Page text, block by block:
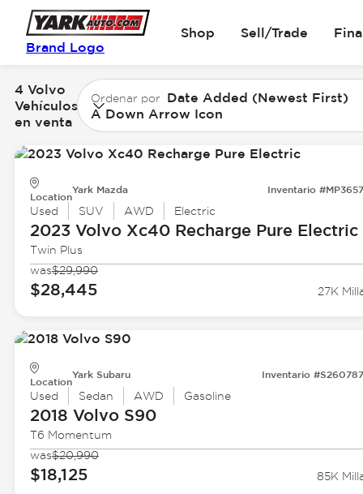
Brand Logo
Shop Sell/Trade
4 Volvo
Vehículos
en venta
Ordenar por Date Added (Newest First)
A Down Arrow Icon
Location
Yark Mazda Inventario
Used SUV AWD Electric
2023 VolvoXc40 Recharge Pure Electric
Twin Plus
was$29,990
$28,445 27K
Location
Yark Subaru Inventario
Used Sedan AWD Gasoline
2018 VolvoS90
T6 Momentum
was$20,990
$18,125 85K